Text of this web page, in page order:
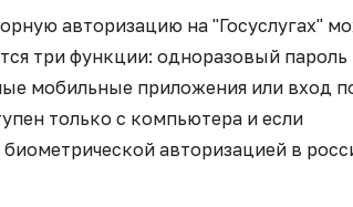
авторизацию на "Госуслугах"
три функции: одноразовый пароль
мобильные приложения или вход
только с компьютера и если
биометрической авторизацией в